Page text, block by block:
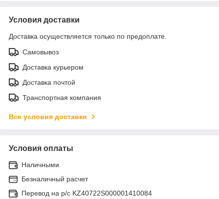
Условия доставки
Доставка осуществляется только по предоплате.
Самовывоз
Доставка курьером
Доставка почтой
Транспортная компания
Все условия доставки
Условия оплаты
Наличными
Безналичный расчет
Перевод на р/с KZ40722S000001410084